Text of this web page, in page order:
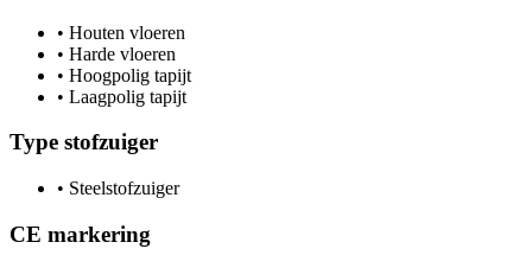
• Houten vloeren
• Harde vloeren
• Hoogpolig tapijt
• Laagpolig tapijt
Type stofzuiger
• Steelstofzuiger
CE markering